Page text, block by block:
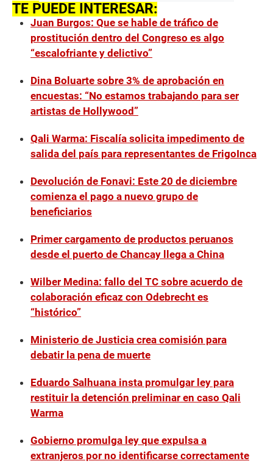
TE PUEDE INTERESAR:
Juan Burgos: Que se hable de tráfico de
prostitución dentro del Congreso es algo
“escalofriante y delictivo”
Dina Boluarte sobre 3% de aprobación en
encuestas: “No estamos trabajando para ser
artistas de Hollywood”
Qali Warma: Fiscalía solicita impedimento de
salida del país para representantes de FrigoInca
Devolución de Fonavi: Este 20 de diciembre
comienza el pago a nuevo grupo de
beneficiarios
Primer cargamento de productos peruanos
desde el puerto de Chancay llega a China
Wilber Medina: fallo del TC sobre acuerdo de
colaboración eficaz con Odebrecht es
“histórico”
Ministerio de Justicia crea comisión para
debatir la pena de muerte
Eduardo Salhuana insta promulgar ley para
restituir la detención preliminar en caso Qali
Warma
Gobierno promulga ley que expulsa a
extranjeros por no identificarse correctamente